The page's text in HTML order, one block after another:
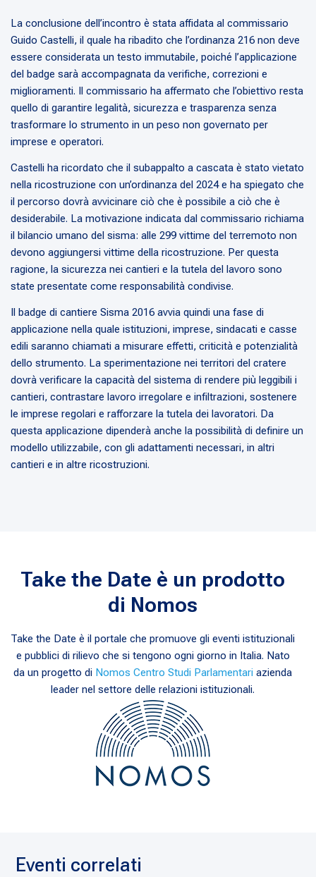
La conclusione dell’incontro è stata affidata al commissario
Guido Castelli, il quale ha ribadito che l’ordinanza 216 non deve
essere considerata un testo immutabile, poiché l’applicazione
del badge sarà accompagnata da verifiche, correzioni e
miglioramenti. Il commissario ha affermato che l’obiettivo resta
quello di garantire legalità, sicurezza e trasparenza senza
trasformare lo strumento in un peso non governato per
imprese e operatori.
Castelli ha ricordato che il subappalto a cascata è stato vietato
nella ricostruzione con un’ordinanza del 2024 e ha spiegato che
il percorso dovrà avvicinare ciò che è possibile a ciò che è
desiderabile. La motivazione indicata dal commissario richiama
il bilancio umano del sisma: alle 299 vittime del terremoto non
devono aggiungersi vittime della ricostruzione. Per questa
ragione, la sicurezza nei cantieri e la tutela del lavoro sono
state presentate come responsabilità condivise.
Il badge di cantiere Sisma 2016 avvia quindi una fase di
applicazione nella quale istituzioni, imprese, sindacati e casse
edili saranno chiamati a misurare effetti, criticità e potenzialità
dello strumento. La sperimentazione nei territori del cratere
dovrà verificare la capacità del sistema di rendere più leggibili i
cantieri, contrastare lavoro irregolare e infiltrazioni, sostenere
le imprese regolari e rafforzare la tutela dei lavoratori. Da
questa applicazione dipenderà anche la possibilità di definire un
modello utilizzabile, con gli adattamenti necessari, in altri
cantieri e in altre ricostruzioni.
Take the Date è un prodotto
di Nomos
Take the Date è il portale che promuove gli eventi istituzionali
e pubblici di rilievo che si tengono ogni giorno in Italia. Nato
da un progetto di Nomos Centro Studi Parlamentari azienda
leader nel settore delle relazioni istituzionali.
Eventi correlati